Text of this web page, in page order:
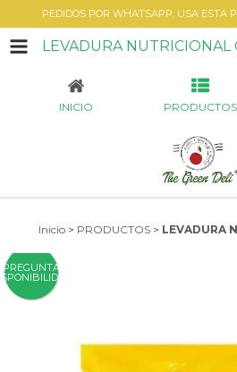
PEDIDOS POR WHATSAPP. USA ESTA
LEVADURA NUTRICIONAL
INICIO PRODUCTOS
Inicio > PRODUCTOS > LEVADURA
PREGUNTA